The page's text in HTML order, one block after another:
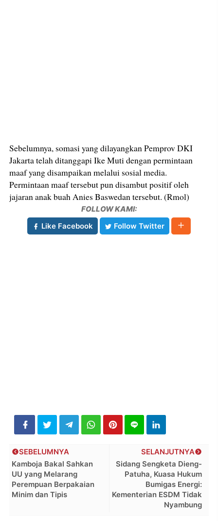
Sebelumnya, somasi yang dilayangkan Pemprov DKI
Jakarta telah ditanggapi Ike Muti dengan permintaan
maaf yang disampaikan melalui sosial media.
Permintaan maaf tersebut pun disambut positif oleh
jajaran anak buah Anies Baswedan tersebut. (Rmol)
FOLLOW KAMI:
Like Facebook
Follow Twitter
SELANJUTNYA
Sidang Sengketa Dieng-
Patuha, Kuasa Hukum
Bumigas Energi:
Kementerian ESDM Tidak
Nyambung
SEBELUMNYA
Kamboja Bakal Sahkan
UU yang Melarang
Perempuan Berpakaian
Minim dan Tipis